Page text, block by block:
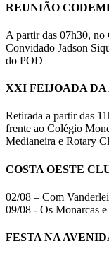
REUNIÃO
A partir das 07h30, no
Convidado Jadson
do POD
XXI FEIJOADA DA
Retirada a partir das
frente ao Colégio
Medianeira e Rotary
COSTA OESTE
02/08 – Com
09/08 - Os Monarcas
FESTA NA